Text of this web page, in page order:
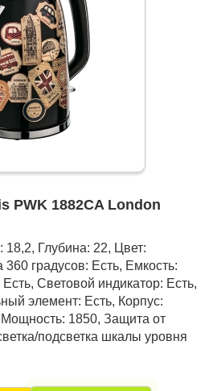
PWK 1882CA London
Глубина: 22, Цвет:
градусов: Есть, Емкость:
Световой индикатор: Есть,
элемент: Есть, Корпус:
1850, Защита от
подсветка шкалы уровня